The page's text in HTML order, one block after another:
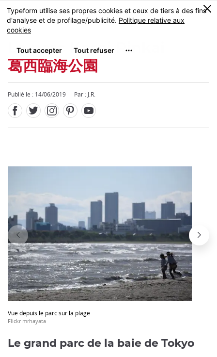
Skip
to
main
MENU
0
Le parc Kasai Rinkai
葛西臨海公園
Publié le : 14/06/2019 Par : J.R.
Vue depuis le parc sur la plage
Flickr mrhayata
Fermer
Le grand parc de la baie de Tokyo